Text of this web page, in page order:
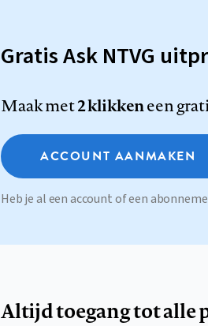
Gratis Ask NTVG
Maak met2 klikkeneen
ACCOUNT AANMAKEN
Heb je al een account of een
Altijd toegang tot alle